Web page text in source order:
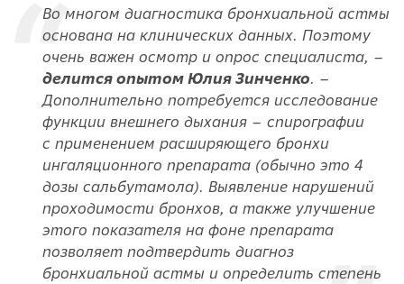
Во многом диагностика бронхиальной астмы
основана на клинических данных. Поэтому
очень важен осмотр и опрос специалиста, –
делится опытом Юлия Зинченко. –
Дополнительно потребуется исследование
функции внешнего дыхания – спирографии
с применением расширяющего бронхи
ингаляционного препарата (обычно это 4
дозы сальбутамола). Выявление нарушений
проходимости бронхов, а также улучшение
этого показателя на фоне препарата
позволяет подтвердить диагноз
бронхиальной астмы и определить степень